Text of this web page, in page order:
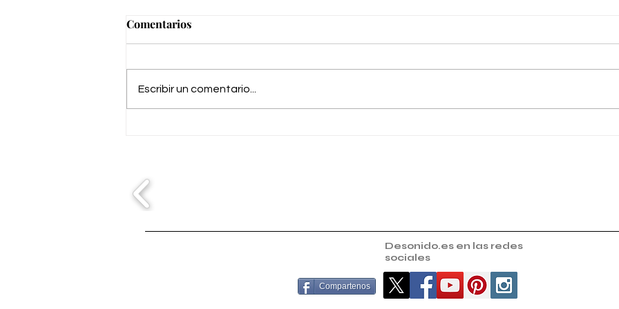
Comentarios
Escribir un comentario...
Desonido.es en las redes
sociales
Compartenos